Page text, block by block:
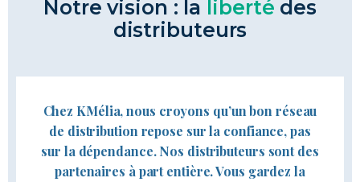
Notre vision : la liberté des
distributeurs
Chez KMélia, nous croyons qu’un bon réseau
de distribution repose sur la confiance, pas
sur la dépendance. Nos distributeurs sont des
partenaires à part entière. Vous gardez la